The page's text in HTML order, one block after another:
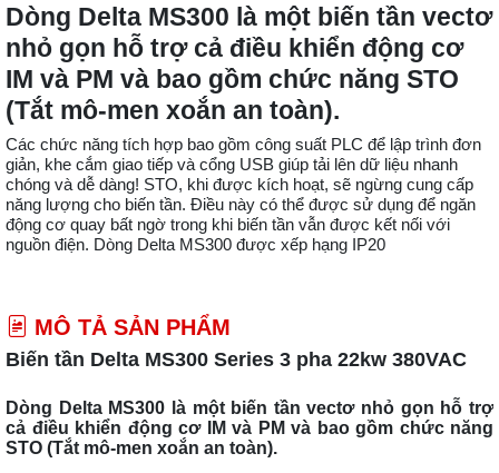
Dòng Delta MS300 là một biến tần vectơ
nhỏ gọn hỗ trợ cả điều khiển động cơ
IM và PM và bao gồm chức năng STO
(Tắt mô-men xoắn an toàn).
Các chức năng tích hợp bao gồm công suất PLC để lập trình đơn
giản, khe cắm giao tiếp và cổng USB giúp tải lên dữ liệu nhanh
chóng và dễ dàng! STO, khi được kích hoạt, sẽ ngừng cung cấp
năng lượng cho biến tần. Điều này có thể được sử dụng để ngăn
động cơ quay bất ngờ trong khi biến tần vẫn được kết nối với
nguồn điện. Dòng Delta MS300 được xếp hạng IP20
MÔ TẢ SẢN PHẨM
Biến tần Delta MS300 Series 3 pha 22kw 380VAC
Dòng Delta MS300 là một biến tần vectơ nhỏ gọn hỗ trợ
cả điều khiển động cơ IM và PM và bao gồm chức năng
STO (Tắt mô-men xoắn an toàn).